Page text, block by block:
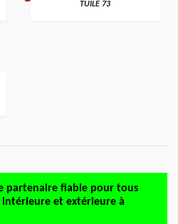
TUILE 73
partenaire fiable pour tous
et extérieure à